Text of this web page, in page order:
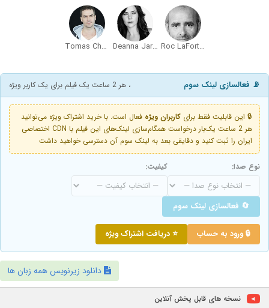
Roc LaFortune
Deanna Jarvis
Tomas Chovanec
📡 فعالسازی لینک سوم ، هر 2 ساعت یک فیلم برای یک کاربر ویژه
🔒 این قابلیت فقط برای کاربران ویژه فعال است. با خرید اشتراک ویژه می‌توانید
هر 2 ساعت یک‌بار درخواست همگام‌سازی لینک‌های این فیلم با CDN اختصاصی
ایران را ثبت کنید و دقایقی بعد به لینک سوم آن دسترسی خواهید داشت
نوع صدا: کیفیت:
🔄 فعالسازی لینک سوم
🔒 ورود به حساب ⭐ دریافت اشتراک ویژه
دانلود زیرنویس همه زبان ها
نسخه های قابل پخش آنلاین